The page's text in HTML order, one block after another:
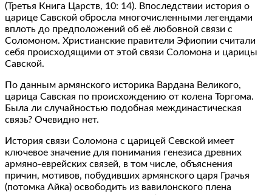
(Третья Книга Царств, 10: 14). Впоследствии история о
царице Савской обросла многочисленными легендами
вплоть до предположений об её любовной связи с
Соломоном. Христианские правители Эфиопии считали
себя происходящими от этой связи Соломона и царицы
Савской.
По данным армянского историка Вардана Великого,
царица Савская по происхождению от колена Торгома.
Была ли случайностью подобная междинастическая
связь? Очевидно нет.
История связи Соломона с царицей Севской имеет
ключевое значение для понимания генезиса древних
армяно-еврейских связей, в том числе, объяснения
причин, мотивов, побудивших армянского царя Грачья
(потомка Айка) освободить из вавилонского плена